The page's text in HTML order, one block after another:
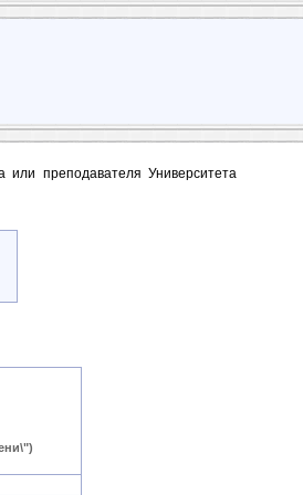
или преподавателя Университета